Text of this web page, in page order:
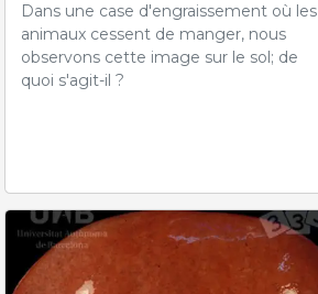
Dans une case d'engraissement où les
animaux cessent de manger, nous
observons cette image sur le sol; de
quoi s'agit-il ?